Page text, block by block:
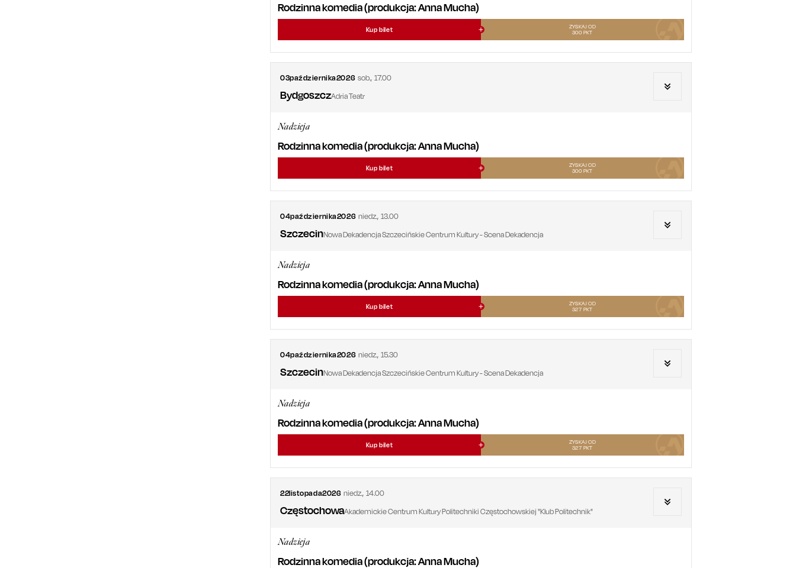
Rodzinna komedia (produkcja: Anna Mucha)
Kup bilet
ZYSKAJ OD
300 PKT
03października2026 sob.,17.00
BydgoszczAdria Teatr
Nadzieja
Rodzinna komedia (produkcja: Anna Mucha)
Kup bilet
ZYSKAJ OD
300 PKT
04października2026 niedz.,13.00
SzczecinNowa Dekadencja Szczecińskie Centrum Kultury - Scena Dekadencja
Nadzieja
Rodzinna komedia (produkcja: Anna Mucha)
Kup bilet
ZYSKAJ OD
327 PKT
04października2026 niedz.,15.30
SzczecinNowa Dekadencja Szczecińskie Centrum Kultury - Scena Dekadencja
Nadzieja
Rodzinna komedia (produkcja: Anna Mucha)
Kup bilet
ZYSKAJ OD
327 PKT
22listopada2026 niedz.,14.00
CzęstochowaAkademickie Centrum Kultury Politechniki Częstochowskiej "Klub Politechnik"
Nadzieja
Rodzinna komedia (produkcja: Anna Mucha)